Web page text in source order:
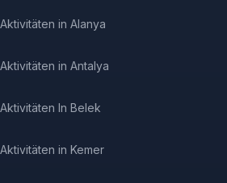
Aktivitäten in Alanya
Aktivitäten in Antalya
Aktivitäten In Belek
Aktivitäten in Kemer